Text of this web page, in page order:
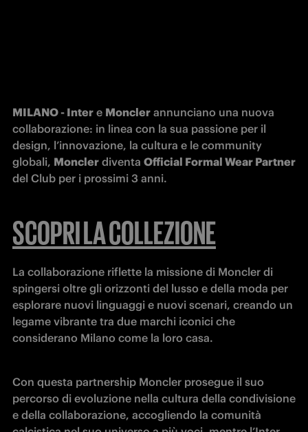
MILANO - Inter e Moncler annunciano una nuova
collaborazione: in linea con la sua passione per il
design, l’innovazione, la cultura e le community
globali, Moncler diventa Official Formal Wear Partner
del Club per i prossimi 3 anni.
SCOPRI LA COLLEZIONE
La collaborazione riflette la missione di Moncler di
spingersi oltre gli orizzonti del lusso e della moda per
esplorare nuovi linguaggi e nuovi scenari, creando un
legame vibrante tra due marchi iconici che
considerano Milano come la loro casa.
Con questa partnership Moncler prosegue il suo
percorso di evoluzione nella cultura della condivisione
e della collaborazione, accogliendo la comunità